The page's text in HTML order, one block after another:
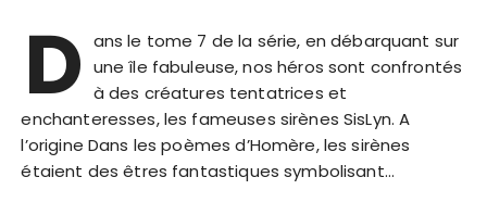
D ans le tome 7 de la série, en débarquant sur
une île fabuleuse, nos héros sont confrontés
à des créatures tentatrices et
enchanteresses, les fameuses sirènes SisLyn. A
l’origine Dans les poèmes d’Homère, les sirènes
étaient des êtres fantastiques symbolisant…